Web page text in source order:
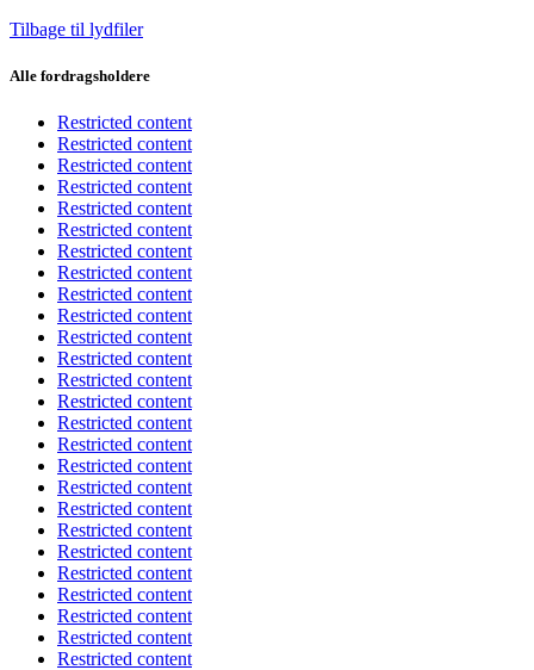
Tilbage til lydfiler
Alle fordragsholdere
Restricted content
Restricted content
Restricted content
Restricted content
Restricted content
Restricted content
Restricted content
Restricted content
Restricted content
Restricted content
Restricted content
Restricted content
Restricted content
Restricted content
Restricted content
Restricted content
Restricted content
Restricted content
Restricted content
Restricted content
Restricted content
Restricted content
Restricted content
Restricted content
Restricted content
Restricted content